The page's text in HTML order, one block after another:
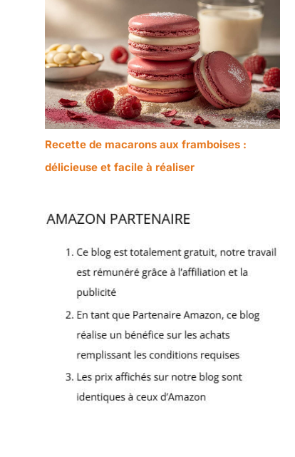
Recette de macarons aux framboises :
délicieuse et facile à réaliser